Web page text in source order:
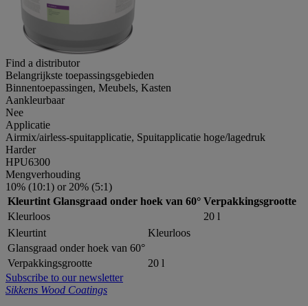
Find a distributor
Belangrijkste toepassingsgebieden
Binnentoepassingen, Meubels, Kasten
Aankleurbaar
Nee
Applicatie
Airmix/airless-spuitapplicatie, Spuitapplicatie hoge/lagedruk
Harder
HPU6300
Mengverhouding
10% (10:1) or 20% (5:1)
Kleurtint Glansgraad onder hoek van 60° Verpakkingsgrootte
Kleurloos
20 l
Kleurtint
Kleurloos
Glansgraad onder hoek van 60°
Verpakkingsgrootte
20 l
Subscribe to our newsletter
Sikkens Wood Coatings